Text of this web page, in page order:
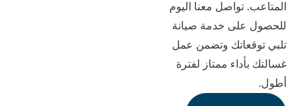
معنا اليوم
خدمة صيانة
وتضمن عمل
ممتاز لفترة